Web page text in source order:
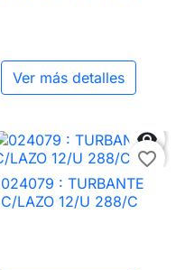
Ver más detalles

favorite_border
024079 : TURBANTE
C/LAZO 12/U 288/C